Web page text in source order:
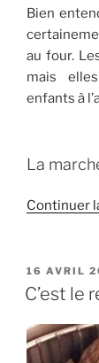
Bien
au four.
mais
enfants à
La
Continuer
PUBLIÉ
LE
16 AVRIL
C’est le